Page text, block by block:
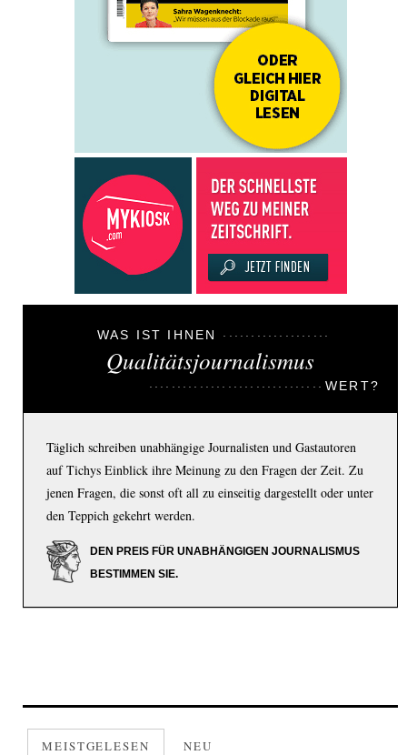
WAS IST IHNEN
Qualitätsjournalismus
WERT?
Täglich schreiben unabhängige Journalisten und Gastautoren
auf Tichys Einblick ihre Meinung zu den Fragen der Zeit. Zu
jenen Fragen, die sonst oft all zu einseitig dargestellt oder unter
den Teppich gekehrt werden.
DEN PREIS FÜR UNABHÄNGIGEN JOURNALISMUS
BESTIMMEN SIE.
MEISTGELESEN NEU